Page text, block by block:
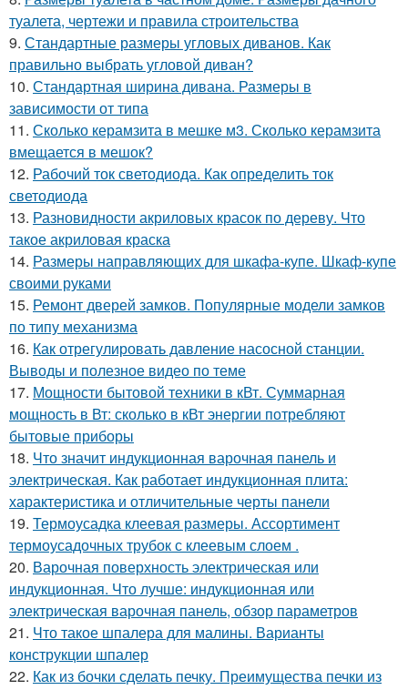
туалета, чертежи и правила строительства
9. Стандартные размеры угловых диванов. Как
правильно выбрать угловой диван?
10. Стандартная ширина дивана. Размеры в
зависимости от типа
11. Сколько керамзита в мешке м3. Сколько керамзита
вмещается в мешок?
12. Рабочий ток светодиода. Как определить ток
светодиода
13. Разновидности акриловых красок по дереву. Что
такое акриловая краска
14. Размеры направляющих для шкафа-купе. Шкаф-купе
своими руками
15. Ремонт дверей замков. Популярные модели замков
по типу механизма
16. Как отрегулировать давление насосной станции.
Выводы и полезное видео по теме
17. Мощности бытовой техники в кВт. Суммарная
мощность в Вт: сколько в кВт энергии потребляют
бытовые приборы
18. Что значит индукционная варочная панель и
электрическая. Как работает индукционная плита:
характеристика и отличительные черты панели
19. Термоусадка клеевая размеры. Ассортимент
термоусадочных трубок с клеевым слоем .
20. Варочная поверхность электрическая или
индукционная. Что лучше: индукционная или
электрическая варочная панель, обзор параметров
21. Что такое шпалера для малины. Варианты
конструкции шпалер
22. Как из бочки сделать печку. Преимущества печки из